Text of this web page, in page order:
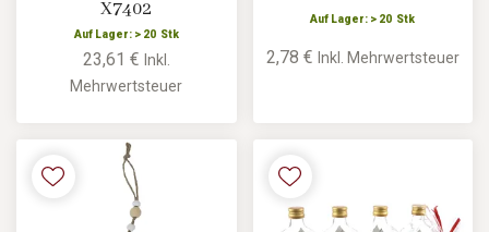
X7402
Auf Lager: > 20 Stk
23,61 € Inkl.
Mehrwertsteuer
Auf Lager: > 20 Stk
2,78 € Inkl. Mehrwertsteuer